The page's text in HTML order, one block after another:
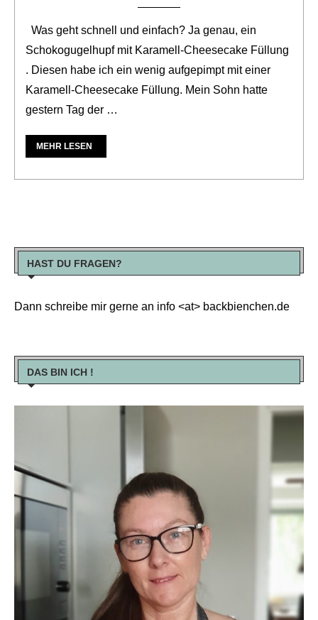
Was geht schnell und einfach? Ja genau, ein
Schokogugelhupf mit Karamell-Cheesecake Füllung
. Diesen habe ich ein wenig aufgepimpt mit einer
Karamell-Cheesecake Füllung. Mein Sohn hatte
gestern Tag der …
MEHR LESEN
HAST DU FRAGEN?
Dann schreibe mir gerne an info <at> backbienchen.de
DAS BIN ICH !